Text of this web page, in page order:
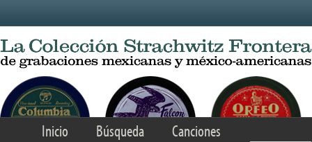
Inicio Búsqueda
Canciones